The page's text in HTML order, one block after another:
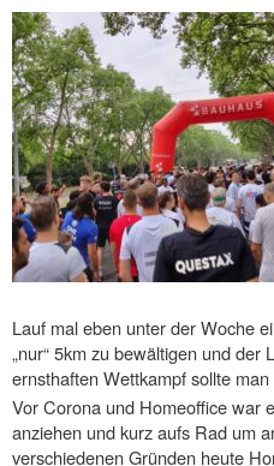
Lauf mal eben unter der Woche
„nur“ 5km zu bewältigen und
ernsthaften Wettkampf sollte
Vor Corona und Homeoffice war
anziehen und kurz aufs Rad um
verschiedenen Gründen heute